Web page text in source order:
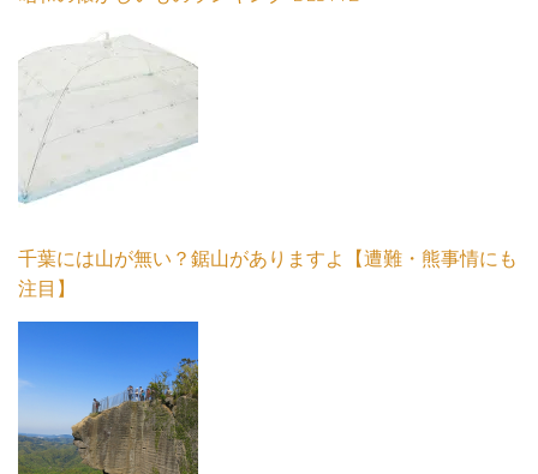
千葉には山が無い？鋸山がありますよ【遭難・熊事情にも
注目】